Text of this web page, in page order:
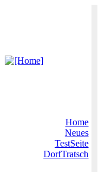
Home
Neues
TestSeite
DorfTratsch